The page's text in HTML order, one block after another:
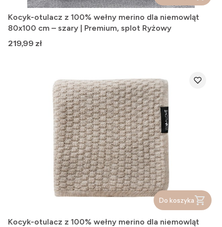
Kocyk-otulacz z 100% wełny merino dla niemowląt
80x100 cm – szary | Premium, splot Ryżowy
Cena
219,99 zł
Do koszyka
Kocyk-otulacz z 100% wełny merino dla niemowląt